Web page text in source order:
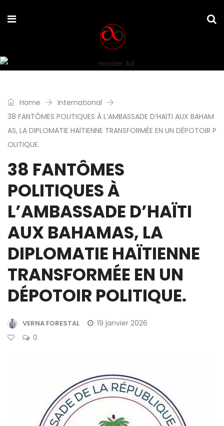
Home
International
38 FANTÔMES POLITIQUES À L’AMBASSADE D’HAÏTI AUX BAHAM
AS, LA DIPLOMATIE HAÏTIENNE TRANSFORMÉE EN UN DÉPOTOIR P
OLITIQUE.
38 FANTÔMES
POLITIQUES À
L’AMBASSADE D’HAÏTI
AUX BAHAMAS, LA
DIPLOMATIE HAÏTIENNE
TRANSFORMÉE EN UN
DÉPOTOIR POLITIQUE.
VERNA FORESTAL
19 janvier 2026
0